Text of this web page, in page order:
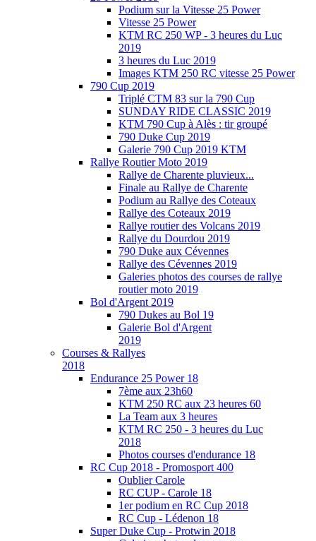
Podium sur la Vitesse 25 Power
Vitesse 25 Power
KTM RC 250 WP - 3 heures du Luc
2019
3 heures du Luc 2019
Images KTM 250 RC vitesse 25 Power
790 Cup 2019
Triplé CTM 83 sur la 790 Cup
SUNDAY RIDE CLASSIC 2019
KTM 790 Cup à Alès : tir groupé
790 Duke Cup 2019
Galerie 790 Cup 2019 KTM
Rallye Routier Moto 2019
Rallye de Charente pluvieux...
Finale au Rallye de Charente
Podium au Rallye des Coteaux
Rallye des Coteaux 2019
Rallye routier des Volcans 2019
Rallye du Dourdou 2019
790 Duke aux Cévennes
Rallye des Cévennes 2019
Galeries photos des courses de rallye
routier moto 2019
Bol d'Argent 2019
790 Dukes au Bol 19
Galerie Bol d'Argent
2019
Courses & Rallyes
2018
Endurance 25 Power 18
7ème aux 23h60
KTM 250 RC aux 23 heures 60
La Team aux 3 heures
KTM RC 250 - 3 heures du Luc
2018
Photos courses d'endurance 18
RC Cup 2018 - Promosport 400
Oublier Carole
RC CUP - Carole 18
1er podium en RC Cup 2018
RC Cup - Lédenon 18
Super Duke Cup - Protwin 2018